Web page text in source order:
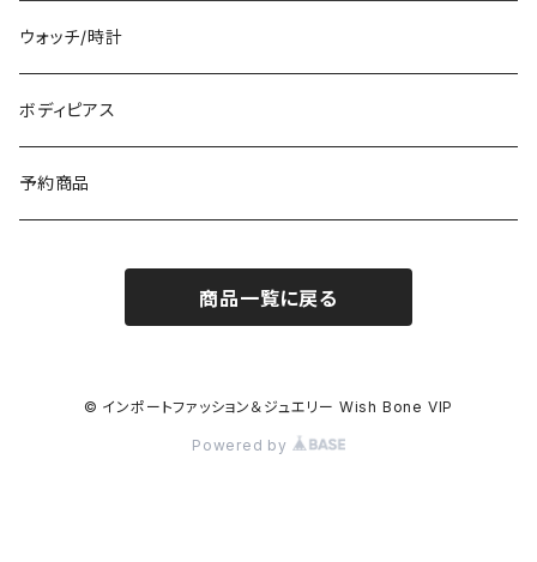
冬物・マフラー
ネックレス・ペンダントトップ
ピアス・イヤリング
ブレスレット・バングル
ウォッチ/時計
ボディピアス
予約商品
商品一覧に戻る
© インポートファッション＆ジュエリー Wish Bone VIP
Powered by